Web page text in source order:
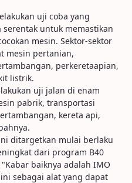
uji coba yang
serentak untuk memastikan
mesin. Sektor-sektor
mesin pertanian,
perkeretaapian,
listrik.
uji jalan di enam
pabrik, transportasi
kereta api,
ditargetkan mulai berlaku
dari program B40
baiknya adalah IMO
sebagai alat yang dapat